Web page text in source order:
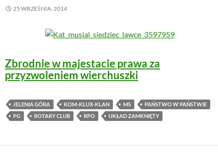
25 WRZEŚNIA, 2014
Zbrodnie w majestacie prawa za
przyzwoleniem wierchuszki
JELENIA GÓRA KOM-KLUX-KLAN MS
PAŃSTWO W PAŃSTWIE
PG
ROTARY CLUB RPO UKŁAD ZAMKNIĘTY